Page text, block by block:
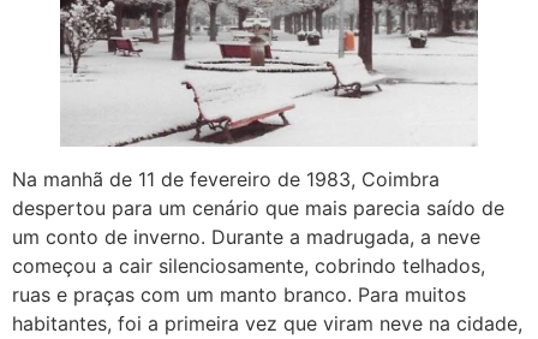
Na manhã de 11 de fevereiro de 1983, Coimbra
despertou para um cenário que mais parecia saído de
um conto de inverno. Durante a madrugada, a neve
começou a cair silenciosamente, cobrindo telhados,
ruas e praças com um manto branco. Para muitos
habitantes, foi a primeira vez que viram neve na cidade,